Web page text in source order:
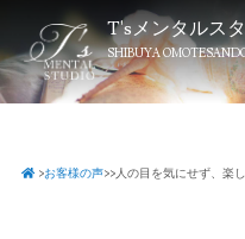
i
p
T'sメンタルス
SHIBUYA
>お客様の声>>人の目を気にせず、楽